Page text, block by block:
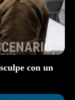
con un